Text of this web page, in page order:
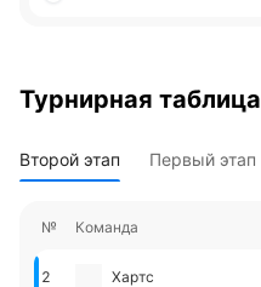
Турнирная таблица
Второй этап Первый этап
№ Команда
2 Хартс